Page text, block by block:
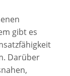
gibt es
Darüber